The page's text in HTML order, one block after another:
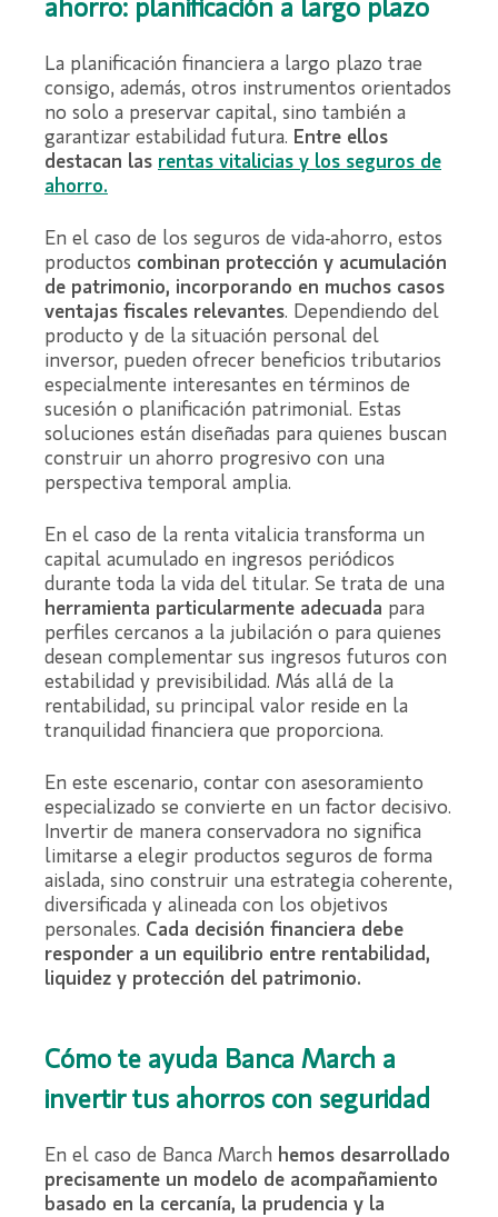
ahorro: planificación a largo plazo
La planificación financiera a largo plazo trae
consigo, además, otros instrumentos orientados
no solo a preservar capital, sino también a
garantizar estabilidad futura. Entre ellos
destacan las rentas vitalicias y los seguros de
ahorro.
En el caso de los seguros de vida-ahorro, estos
productos combinan protección y acumulación
de patrimonio, incorporando en muchos casos
ventajas fiscales relevantes. Dependiendo del
producto y de la situación personal del
inversor, pueden ofrecer beneficios tributarios
especialmente interesantes en términos de
sucesión o planificación patrimonial. Estas
soluciones están diseñadas para quienes buscan
construir un ahorro progresivo con una
perspectiva temporal amplia.
En el caso de la renta vitalicia transforma un
capital acumulado en ingresos periódicos
durante toda la vida del titular. Se trata de una
herramienta particularmente adecuada para
perfiles cercanos a la jubilación o para quienes
desean complementar sus ingresos futuros con
estabilidad y previsibilidad. Más allá de la
rentabilidad, su principal valor reside en la
tranquilidad financiera que proporciona.
En este escenario, contar con asesoramiento
especializado se convierte en un factor decisivo.
Invertir de manera conservadora no significa
limitarse a elegir productos seguros de forma
aislada, sino construir una estrategia coherente,
diversificada y alineada con los objetivos
personales. Cada decisión financiera debe
responder a un equilibrio entre rentabilidad,
liquidez y protección del patrimonio.
Cómo te ayuda Banca March a
invertir tus ahorros con seguridad
En el caso de Banca March hemos desarrollado
precisamente un modelo de acompañamiento
basado en la cercanía, la prudencia y la